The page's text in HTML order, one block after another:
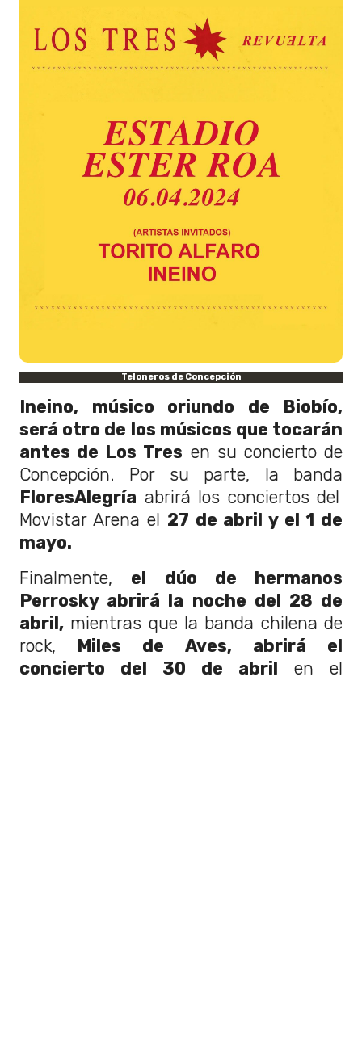
Teloneros de Concepción
Ineino, músico oriundo de Biobío,
será otro de los músicos que tocarán
antes de Los Tres en su concierto de
Concepción. Por su parte, la banda
FloresAlegría abrirá los conciertos del
Movistar Arena el 27 de abril y el 1 de
mayo.
Finalmente, el dúo de hermanos
Perrosky abrirá la noche del 28 de
abril, mientras que la banda chilena de
rock, Miles de Aves, abrirá el
concierto del 30 de abril en el